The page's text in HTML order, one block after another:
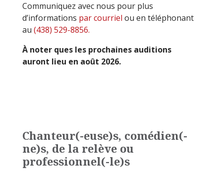
Communiquez avec nous pour plus
d’informations par courriel ou en téléphonant
au (438) 529-8856.
À noter ques les prochaines auditions
auront lieu en août 2026.
Chanteur(-euse)s, comédien(-
ne)s, de la relève ou
professionnel(-le)s